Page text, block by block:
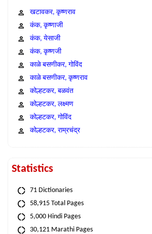
खटावकर, कृष्णराव
कंक, कृष्णाजी
कंक, येसाजी
कंक, कृष्णजी
काळे बसणीकर, गोविंद
काळे बसणीकर, कृष्णराव
कोल्हटकर, बळवंत
कोल्हटकर, लक्ष्मण
कोल्हटकर, गोविंद
कोल्हटकर, राम्रचंद्र
Statistics
71 Dictionaries
58,915 Total Pages
5,000 Hindi Pages
30,121 Marathi Pages